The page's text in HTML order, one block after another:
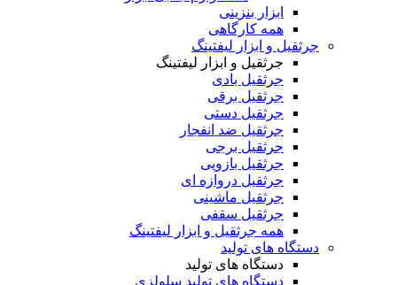
ابزار بنزینی
همه کارگاهی
جرثقیل و ابزار لیفتینگ
جرثقیل و ابزار لیفتینگ
جرثقیل بادی
جرثقیل برقی
جرثقیل دستی
جرثقیل ضد انفجار
جرثقیل برجی
جرثقیل بازویی
جرثقیل دروازه ای
جرثقیل ماشینی
جرثقیل سقفی
همه جرثقیل و ابزار لیفتینگ
دستگاه های تولید
دستگاه های تولید
دستگاه های تولید سلولزی